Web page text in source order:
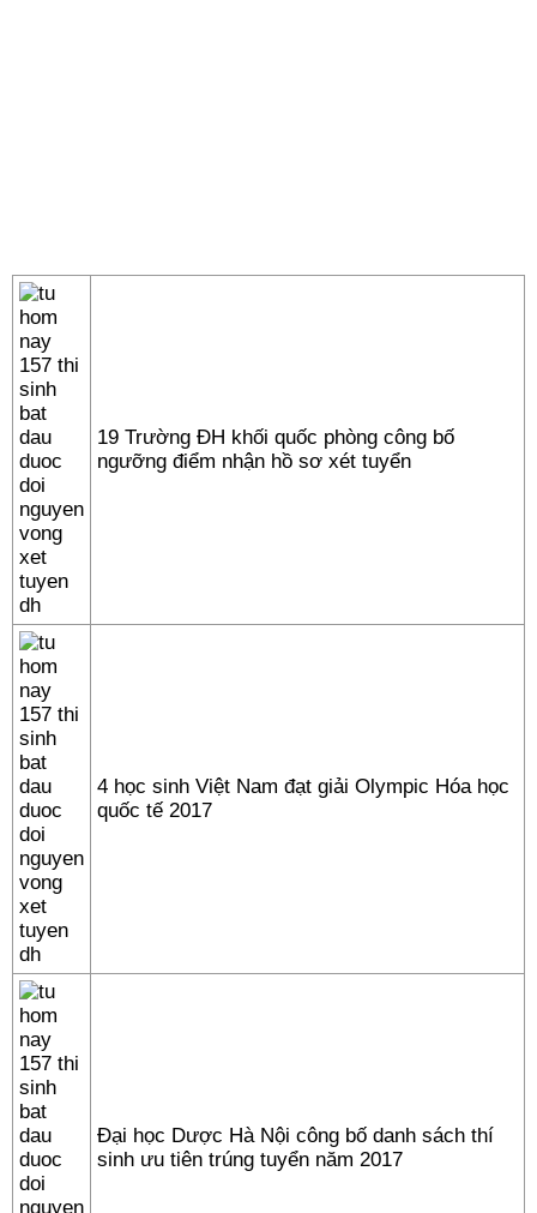
19 Trường ĐH khối quốc phòng công bố
ngưỡng điểm nhận hồ sơ xét tuyển
4 học sinh Việt Nam đạt giải Olympic Hóa học
quốc tế 2017
Đại học Dược Hà Nội công bố danh sách thí
sinh ưu tiên trúng tuyển năm 2017